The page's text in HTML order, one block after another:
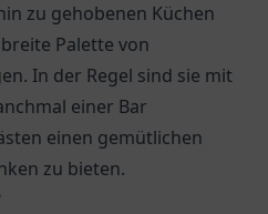
zu gehobenen Küchen
Palette von
In der Regel sind sie mit
einer Bar
einen gemütlichen
zu bieten.